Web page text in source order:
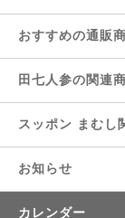
おすすめの通販
田七人参の関連
スッポン まむし
お知らせ
カレンダー